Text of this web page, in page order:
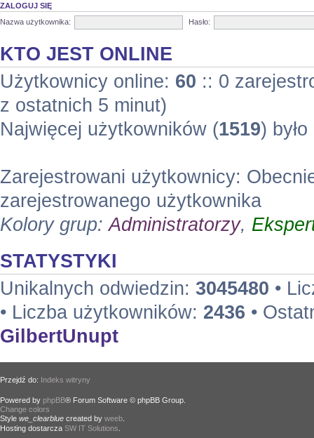
ZALOGUJ SIĘ
Nazwa użytkownika:
Hasło:
KTO JEST ONLINE
Użytkownicy online: 60 :: 0
z ostatnich 5 minut)
Najwięcej użytkowników (1519)
Zarejestrowani użytkownicy:
zarejestrowanego użytkownika
Kolory grup:Administratorzy,
STATYSTYKI
Unikalnych odwiedzin: 3045480 •
• Liczba użytkowników: 2436 •
GilbertUnupt
Przejdź do: Indeks witryny
Powered by phpBB® Forum Software © phpBB Group.
Change colors
Style we_clearblue created by weeb
Hosting dostarcza SW IT Solutions